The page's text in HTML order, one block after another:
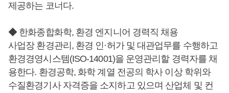
제공하는 코너다.
◆ 한화종합화학, 환경 엔지니어 경력직 채용
사업장 환경관리, 환경 인·허가 및 대관업무를 수행하고
환경경영시스템(ISO-14001)을 운영관리할 경력자를 채
용한다. 환경공학, 화학 계열 전공의 학사 이상 학위와
수질환경기사 자격증을 소지하고 있으며 산업체 및 컨